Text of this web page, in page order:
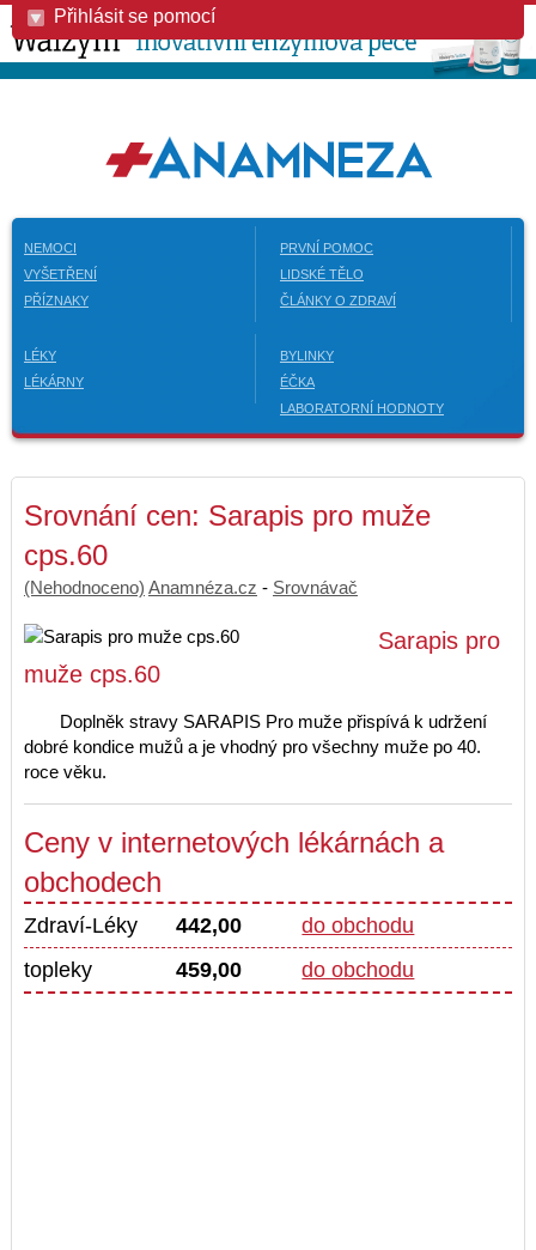
Přihlásit se pomocí
NEMOCI
VYŠETŘENÍ
PŘÍZNAKY
PRVNÍ POMOC
LIDSKÉ TĚLO
ČLÁNKY O ZDRAVÍ
LÉKY
LÉKÁRNY
BYLINKY
ÉČKA
LABORATORNÍ HODNOTY
Srovnání cen: Sarapis pro muže
cps.60
(Nehodnoceno) Anamnéza.cz - Srovnávač
Sarapis pro
muže cps.60
Doplněk stravy SARAPIS Pro muže přispívá k udržení
dobré kondice mužů a je vhodný pro všechny muže po 40.
roce věku.
Ceny v internetových lékárnách a
obchodech
Zdraví-Léky 442,00
do obchodu
topleky
459,00 do obchodu